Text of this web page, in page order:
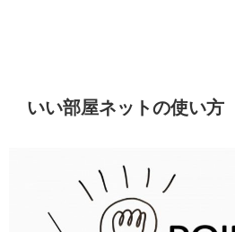
いい部屋ネットの使い方